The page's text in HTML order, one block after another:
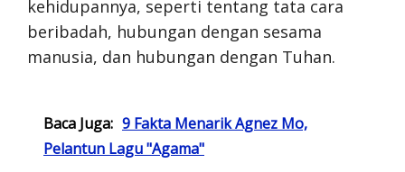
kehidupannya, seperti tentang tata cara
beribadah, hubungan dengan sesama
manusia, dan hubungan dengan Tuhan.
Baca Juga: 9 Fakta Menarik Agnez Mo,
Pelantun Lagu "Agama"